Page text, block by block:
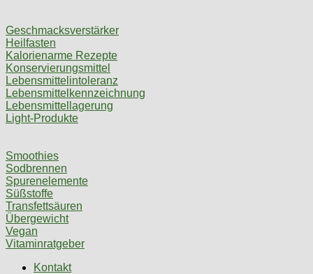
Geschmacksverstärker
Heilfasten
Kalorienarme Rezepte
Konservierungsmittel
Lebensmittelintoleranz
Lebensmittelkennzeichnung
Lebensmittellagerung
Light-Produkte
Smoothies
Sodbrennen
Spurenelemente
Süßstoffe
Transfettsäuren
Übergewicht
Vegan
Vitaminratgeber
Kontakt